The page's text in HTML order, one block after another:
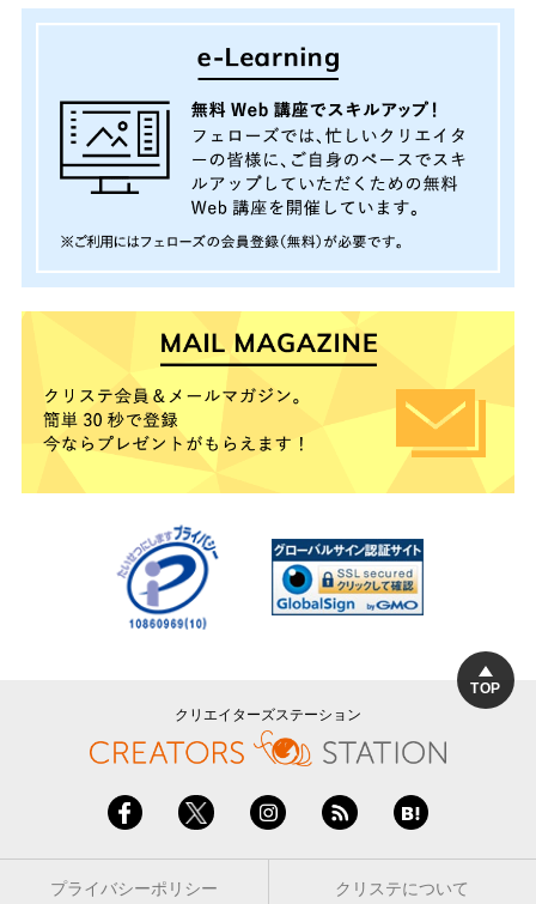
TOP
クリエイターズステーション
プライバシーポリシー クリステについて